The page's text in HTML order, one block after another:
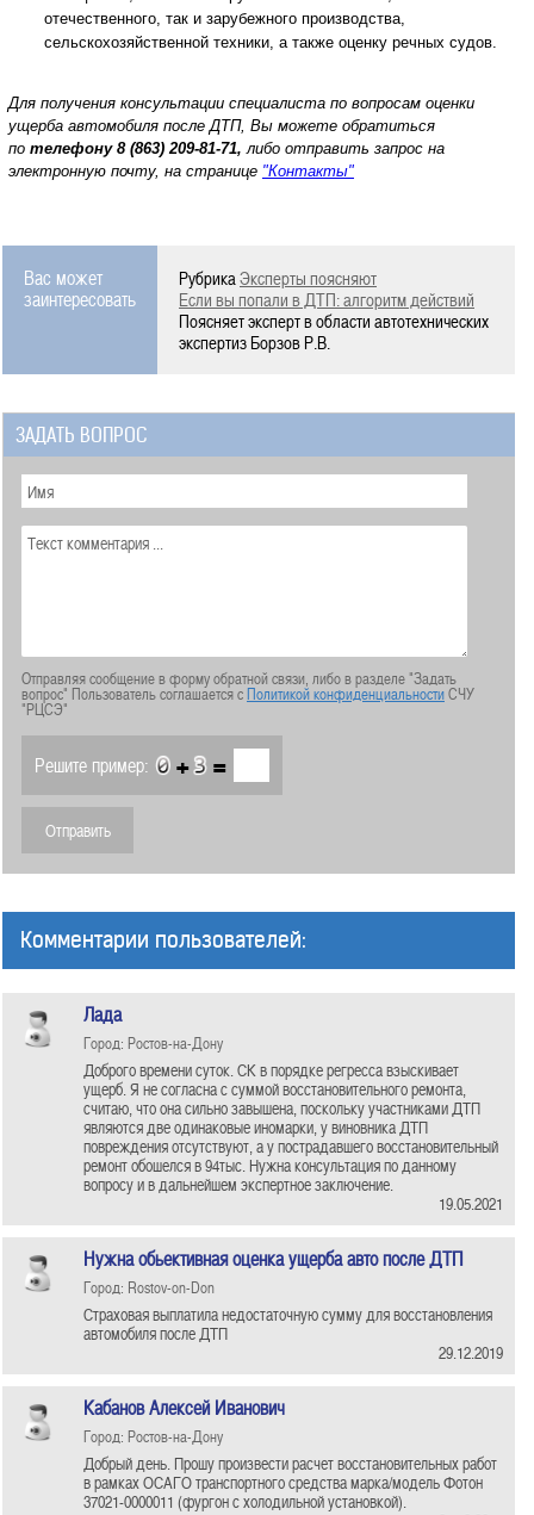
отечественного, так и зарубежного производства,
сельскохозяйственной техники, а также оценку речных судов.
Для получения консультации специалиста по вопросам оценки
ущерба автомобиля после ДТП, Вы можете обратиться
по телефону 8 (863) 209-81-71, либо отправить запрос на
электронную почту, на странице "Контакты"
Вас может
заинтересовать
РубрикаЭксперты поясняют
Если вы попали в ДТП: алгоритм действий
Поясняет эксперт в области автотехнических
экспертиз Борзов Р.В.
ЗАДАТЬ ВОПРОС
Отправляя сообщение в форму обратной связи, либо в разделе "Задать
вопрос" Пользователь соглашается сПолитикой конфиденциальностиСЧУ
"РЦСЭ"
Решите пример: + =
Комментарии пользователей:
Лада
Город: Ростов-на-Дону
Доброго времени суток. СК в порядке регресса взыскивает
ущерб. Я не согласна с суммой восстановительного ремонта,
считаю, что она сильно завышена, поскольку участниками ДТП
являются две одинаковые иномарки, у виновника ДТП
повреждения отсутствуют, а у пострадавшего восстановительный
ремонт обошелся в 94тыс. Нужна консультация по данному
вопросу и в дальнейшем экспертное заключение.
19.05.2021
Нужна обьективная оценка ущерба авто после ДТП
Город: Rostov-on-Don
Страховая выплатила недостаточную сумму для восстановления
автомобиля после ДТП
29.12.2019
Кабанов Алексей Иванович
Город: Ростов-на-Дону
Добрый день. Прошу произвести расчет восстановительных работ
в рамках ОСАГО транспортного средства марка/модель Фотон
37021-0000011 (фургон с холодильной установкой).